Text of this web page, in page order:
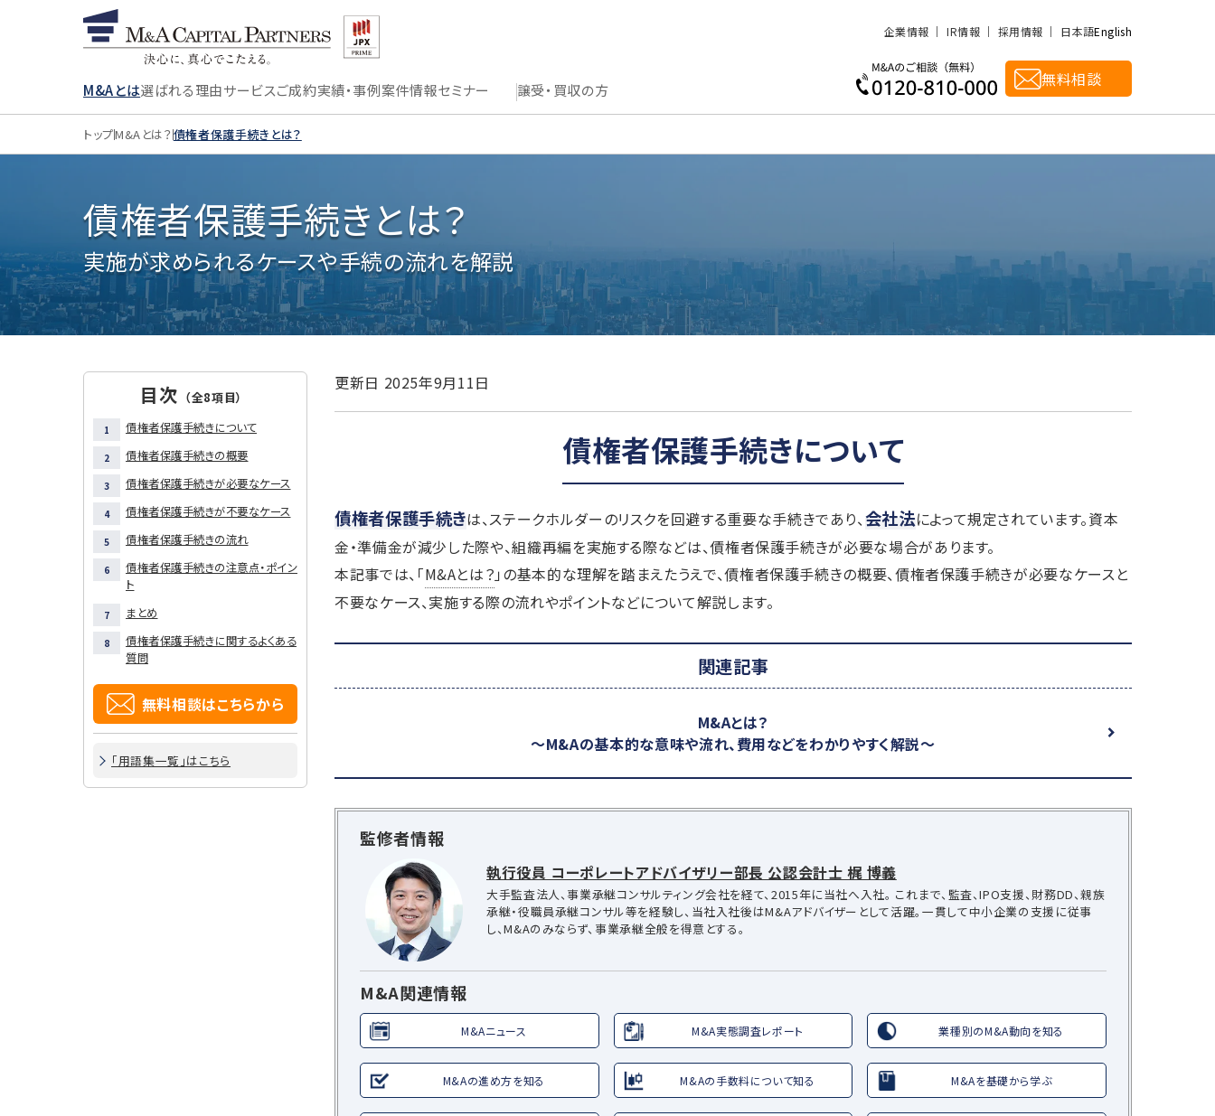
M&Aとは選ばれる理由サービスご成約実績・事例案件情報セミナー 譲受・買収の方
企業情報 IR情報 採用情報 日本語English
無料相談
トップM&Aとは？債権者保護手続きとは？
債権者保護手続きとは？
実施が求められるケースや手続の流れを解説
目次 （全8項目）
債権者保護手続きについて
債権者保護手続きの概要
債権者保護手続きが必要なケース
債権者保護手続きが不要なケース
債権者保護手続きの流れ
債権者保護手続きの注意点・ポイン
ト
まとめ
債権者保護手続きに関するよくある
質問
無料相談はこちらから
「用語集一覧」はこちら
更新日 2025年9月11日
債権者保護手続きについて
債権者保護手続きは、ステークホルダーのリスクを回避する重要な手続きであり、会社法によって規定されています。資本
金・準備金が減少した際や、組織再編を実施する際などは、債権者保護手続きが必要な場合があります。
本記事では、「M&Aとは？ 」の基本的な理解を踏まえたうえで、債権者保護手続きの概要、債権者保護手続きが必要なケースと
不要なケース、実施する際の流れやポイントなどについて解説します。
関連記事
M&Aとは？
～M&Aの基本的な意味や流れ、費用などをわかりやすく解説～
監修者情報
執行役員 コーポレートアドバイザリー部長 公認会計士 梶 博義
大手監査法人、事業承継コンサルティング会社を経て、2015年に当社へ入社。 これまで、監査、IPO支援、財務DD、親族
承継・役職員承継コンサル等を経験し、当社入社後はM&Aアドバイザーとして活躍。一貫して中小企業の支援に従事
し、M&Aのみならず、事業承継全般を得意とする。
M&A関連情報
M&Aニュース M&A実態調査レポート 業種別のM&A動向を知る
M&Aの進め方を知る M&Aの手数料について知る M&Aを基礎から学ぶ